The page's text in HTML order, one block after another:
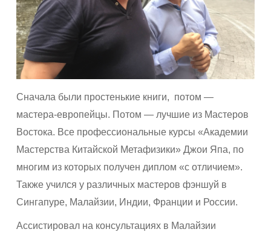
Сначала были простенькие книги, потом —
мастера-европейцы. Потом — лучшие из Мастеров
Востока. Все профессиональные курсы «Академии
Мастерства Китайской Метафизики» Джои Япа, по
многим из которых получен диплом «с отличием».
Также учился у различных мастеров фэншуй в
Сингапуре, Малайзии, Индии, Франции и России.
Ассистировал на консультациях в Малайзии